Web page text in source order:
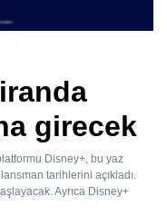
girecek
Disney+, bu yaz
tarihlerini açıkladı.
Ayrıca Disney+